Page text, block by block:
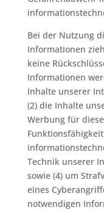
Bei der Nutzung
Informationen
keine
Informationen
Inhalte unserer
(2) die Inhalte
Werbung für
Technik unserer
sowie (4) um
eines
notwendigen